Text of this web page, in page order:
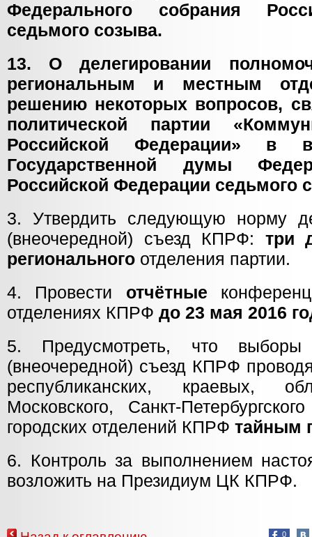
Федерального собрания
седьмого созыва.
13. О делегировании
региональным и местным
решению некоторых вопросов,
политической партии
Российской Федерации» в
Государственной думы
Российской Федерации седьмого
3. Утвердить следующую норму
(внеочередной) съезд КПРФ: три
регионального отделения партии.
4. Провести отчётные
отделениях КПРФ до 23 мая 2016
5. Предусмотреть, что
(внеочередной) съезд КПРФ
республиканских, краевых,
Московского, Санкт-
городских отделений КПРФ тайным
6. Контроль за выполнением
возложить на Президиум ЦК КПРФ.
0